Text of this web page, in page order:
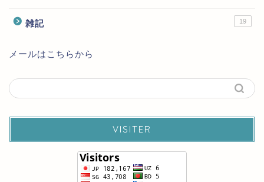
雑記 19
メールはこちらから
VISITER